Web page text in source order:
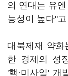
의 연대는 유
능성이 높다"
대북제재 약
한 경제의 성
'핵·미사일' 개